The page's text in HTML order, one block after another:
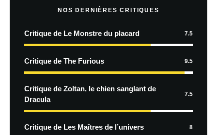
NOS DERNIÈRES CRITIQUES
Critique de Le Monstre du placard 7.5
Critique de The Furious 9.5
Critique de Zoltan, le chien sanglant de
Dracula
7.5
Critique de Les Maîtres de l’univers 8